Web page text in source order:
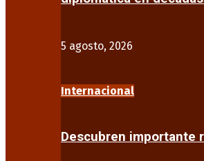
5 agosto, 2026
Internacional
Descubren importante